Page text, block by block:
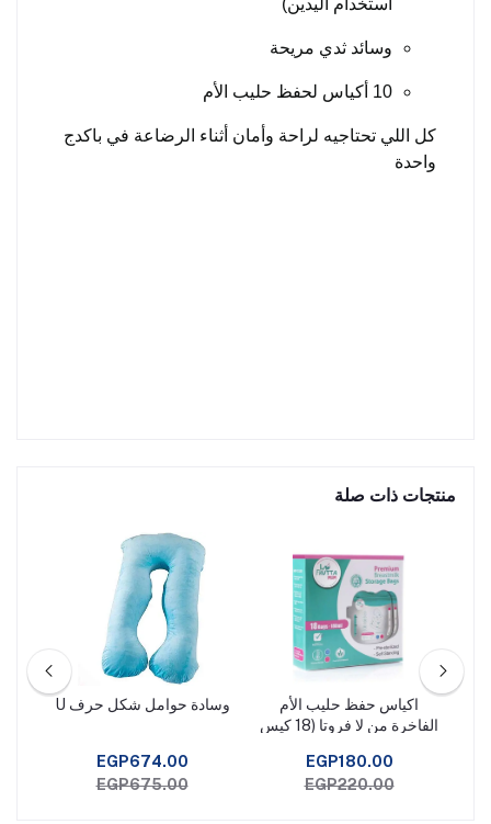
استخدام اليدين)
وسائد ثدي مريحة
10 أكياس لحفظ حليب الأم
كل اللي تحتاجيه لراحة وأمان أثناء الرضاعة في باكدج
واحدة
منتجات ذات صلة
اكياس حفظ حليب الأم
الفاخرة من لا فروتا (18 كيس
EGP180.00
EGP220.00
وسادة حوامل شكل حرف U
EGP674.00
EGP675.00